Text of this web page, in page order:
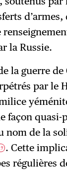
d’armes,
la Russie.
la guerre de
par le
façon quasi-
nom de la
. Cette
régulières